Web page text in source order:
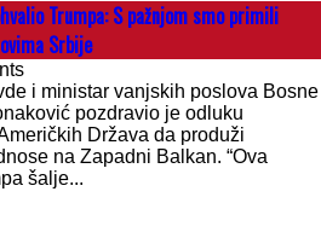
Trumpa: S pažnjom smo primili
Srbije
i ministar vanjskih poslova Bosne
pozdravio je odluku
Država da produži
na Zapadni Balkan. “Ova
šalje...